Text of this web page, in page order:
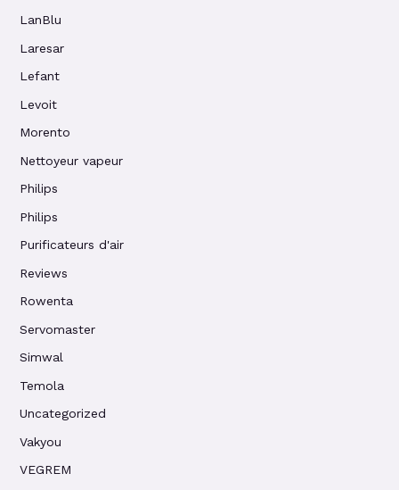
LanBlu
Laresar
Lefant
Levoit
Morento
Nettoyeur vapeur
Philips
Philips
Purificateurs d'air
Reviews
Rowenta
Servomaster
Simwal
Temola
Uncategorized
Vakyou
VEGREM